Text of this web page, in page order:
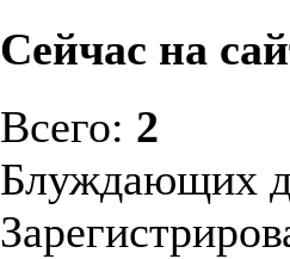
Сейчас на
Всего: 2
Блуждающих